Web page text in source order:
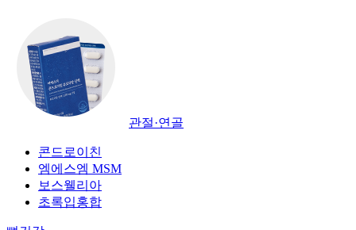
관절·연골
콘드로이친
엠에스엠 MSM
보스웰리아
초록입홍합